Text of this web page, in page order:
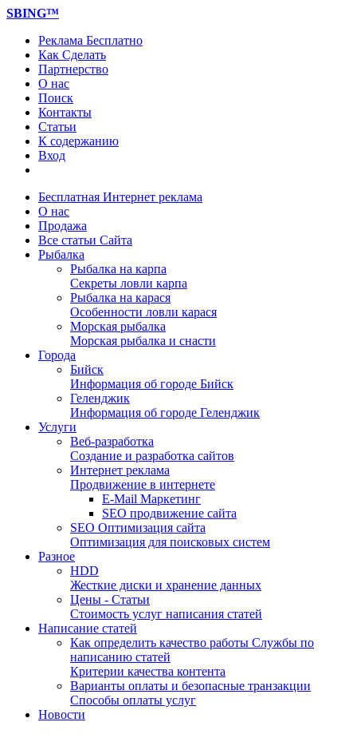
SBING™
Реклама Бесплатно
Как Сделать
Партнерство
О нас
Поиск
Контакты
Статьи
К содержанию
Вход
Бесплатная Интернет реклама
О нас
Продажа
Все статьи Сайта
Рыбалка
Рыбалка на карпа
Секреты ловли карпа
Рыбалка на карася
Особенности ловли карася
Морская рыбалка
Морская рыбалка и снасти
Города
Бийск
Информация об городе Бийск
Геленджик
Информация об городе Геленджик
Услуги
Веб-разработка
Создание и разработка сайтов
Интернет реклама
Продвижение в интернете
E-Mail Маркетинг
SEO продвижение сайта
SEO Оптимизация сайта
Оптимизация для поисковых систем
Разное
HDD
Жесткие диски и хранение данных
Цены - Статьи
Стоимость услуг написания статей
Написание статей
Как определить качество работы Службы по
написанию статей
Критерии качества контента
Варианты оплаты и безопасные транзакции
Способы оплаты услуг
Новости